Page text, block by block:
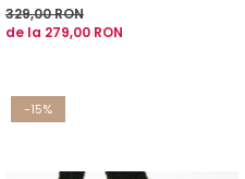
329,00 RON
de la 279,00 RON
-15%